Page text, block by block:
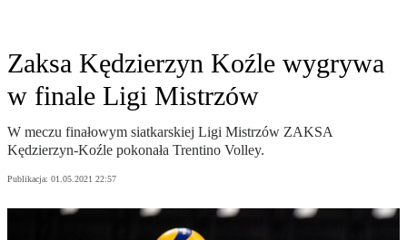
Zaksa Kędzierzyn Koźle wygrywa
w finale Ligi Mistrzów
W meczu finałowym siatkarskiej Ligi Mistrzów ZAKSA
Kędzierzyn-Koźle pokonała Trentino Volley.
Publikacja: 01.05.2021 22:57